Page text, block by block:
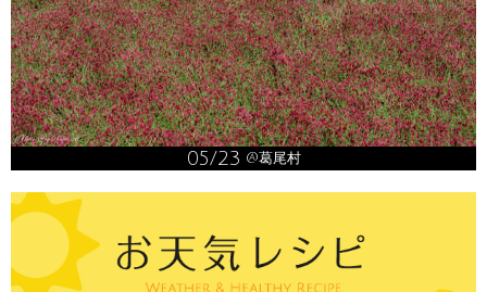
05/23 @葛尾村